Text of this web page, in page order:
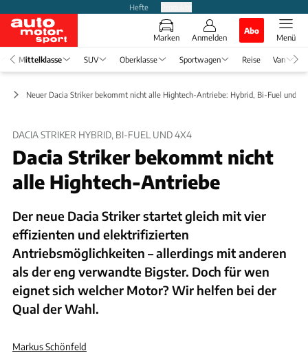
Hefte
Marken Anmelden
Abo
Menü
Mittelklasse SUV Oberklasse Sportwagen Reise Van
Neuer Dacia Striker bekommt nicht alle Hightech-Antriebe: Hybrid, Bi-Fuel und
DACIA STRIKER HYBRID, BI-FUEL UND 4X4
Dacia Striker bekommt nicht
alle Hightech-Antriebe
Der neue Dacia Striker startet gleich mit vier
effizienten und elektrifizierten
Antriebsmöglichkeiten – allerdings mit anderen
als der eng verwandte Bigster. Doch für wen
eignet sich welcher Motor? Wir helfen bei der
Qual der Wahl.
Markus Schönfeld